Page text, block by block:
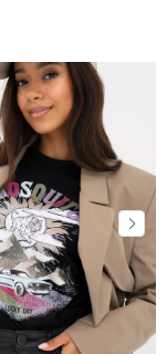
2025-07-15
opinie
pozytywne, jak i
w naszym
nielegalną treść